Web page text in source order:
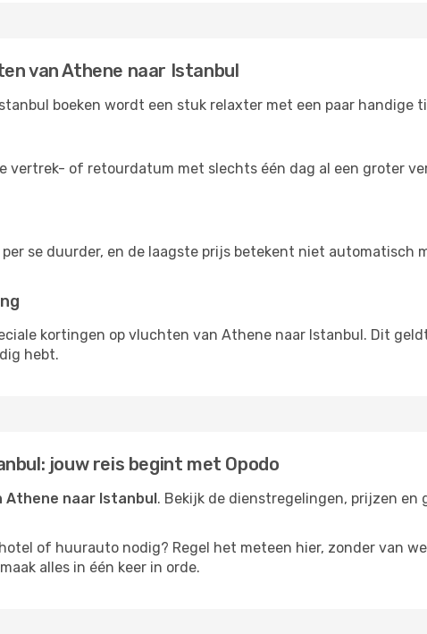
van Athene naar Istanbul
boeken wordt een stuk relaxter met een paar handige
vertrek- of retourdatum met slechts één dag al een groter
se duurder, en de laagste prijs betekent niet automatisch
kortingen op vluchten van Athene naar Istanbul. Dit
hebt.
jouw reis begint met Opodo
Athene naar Istanbul. Bekijk de dienstregelingen, prijzen en
of huurauto nodig? Regel het meteen hier, zonder van
alles in één keer in orde.